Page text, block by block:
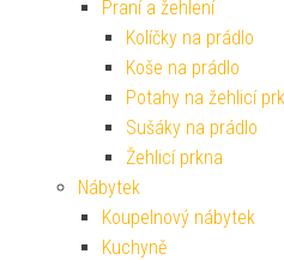
Praní a žehlení
Kolíčky na prádlo
Koše na prádlo
Potahy na žehlicí
Sušáky na prádlo
Žehlicí prkna
Nábytek
Koupelnový nábytek
Kuchyně